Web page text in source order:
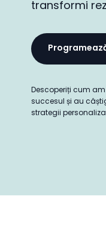
transformi
Descoperiți cum
succesul și au
strategii